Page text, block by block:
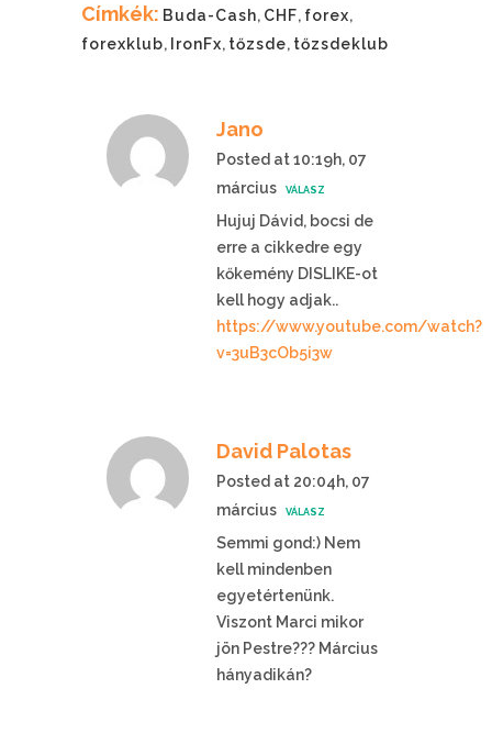
Címkék: Buda-Cash, CHF, forex,
forexklub, IronFx, tőzsde, tőzsdeklub
Jano
Posted at 10:19h, 07
március
VÁLASZ
Hujuj Dávid, bocsi de
erre a cikkedre egy
kőkemény DISLIKE-ot
kell hogy adjak..
https://www.youtube.com/watch?
v=3uB3cOb5i3w
David Palotas
Posted at 20:04h, 07
március
VÁLASZ
Semmi gond:) Nem
kell mindenben
egyetértenünk.
Viszont Marci mikor
jön Pestre??? Március
hányadikán?